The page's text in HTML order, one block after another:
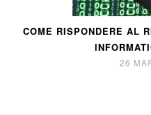
COME RISPONDERE AL
26